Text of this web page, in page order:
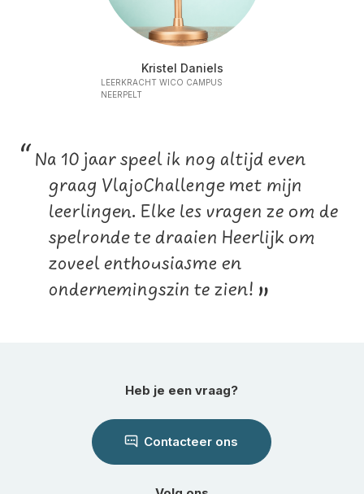
Kristel Daniels
LEERKRACHT WICO CAMPUS
NEERPELT
“ Na 10 jaar speel ik nog altijd even
graag VlajoChallenge met mijn
leerlingen. Elke les vragen ze om de
spelronde te draaien Heerlijk om
zoveel enthousiasme en
ondernemingszin te zien! ”
Heb je een vraag?
Contacteer ons